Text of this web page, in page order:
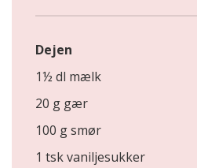
Dejen
1½ dl mælk
20 g gær
100 g smør
1 tsk vaniljesukker